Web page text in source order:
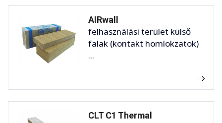
AIRwall
felhasználási terület külső
falak (kontakt homlokzatok)
...
CLT C1 Thermal